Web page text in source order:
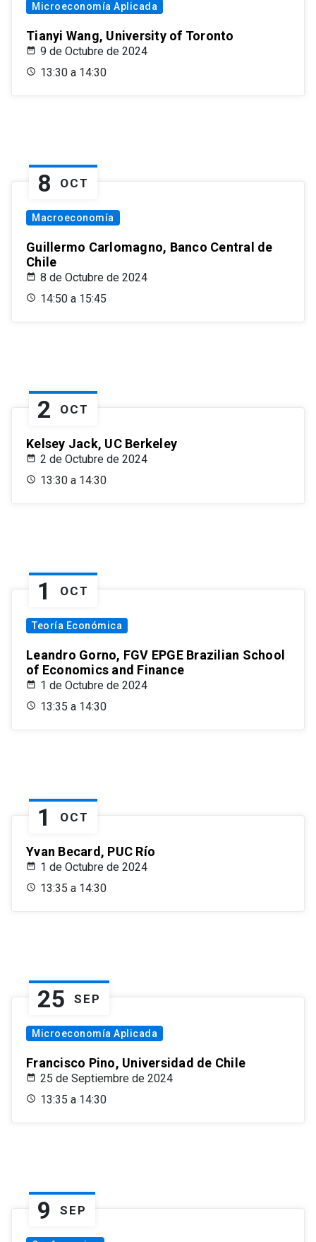
Microeconomía Aplicada
Tianyi Wang, University of Toronto
9 de Octubre de 2024
13:30 a 14:30
8 OCT
Macroeconomía
Guillermo Carlomagno, Banco Central de
Chile
8 de Octubre de 2024
14:50 a 15:45
2 OCT
Kelsey Jack, UC Berkeley
2 de Octubre de 2024
13:30 a 14:30
1 OCT
Teoría Económica
Leandro Gorno, FGV EPGE Brazilian School
of Economics and Finance
1 de Octubre de 2024
13:35 a 14:30
1 OCT
Yvan Becard, PUC Río
1 de Octubre de 2024
13:35 a 14:30
25 SEP
Microeconomía Aplicada
Francisco Pino, Universidad de Chile
25 de Septiembre de 2024
13:35 a 14:30
9 SEP